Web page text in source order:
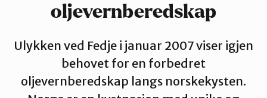
Porsangerfjorden
Sør-Varanger
oljevernberedskap
Ulykken ved Fedje i januar 2007 viser igjen
behovet for en forbedret
oljevernberedskap langs norskekysten.